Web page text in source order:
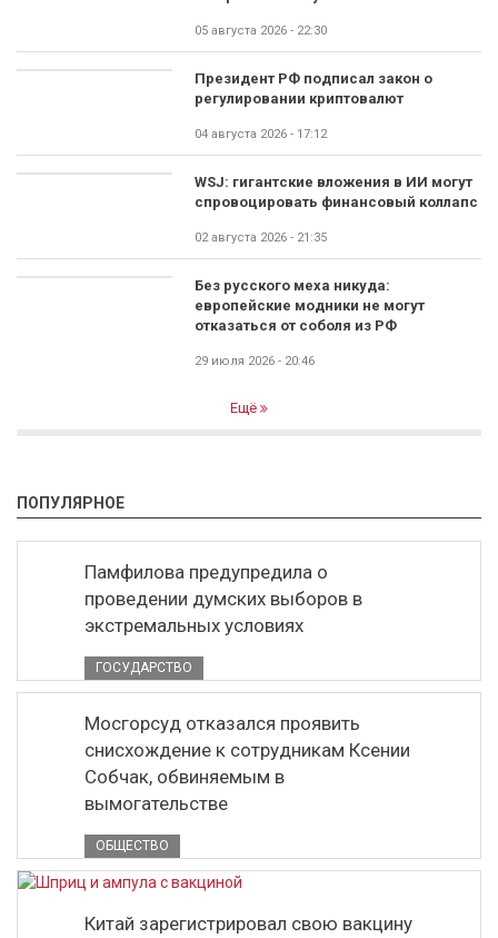
05 августа 2026 - 22:30
Президент РФ подписал закон о
регулировании криптовалют
04 августа 2026 - 17:12
WSJ: гигантские вложения в ИИ могут
спровоцировать финансовый коллапс
02 августа 2026 - 21:35
Без русского меха никуда:
европейские модники не могут
отказаться от соболя из РФ
29 июля 2026 - 20:46
Ещё
ПОПУЛЯРНОЕ
Памфилова предупредила о
проведении думских выборов в
экстремальных условиях
ГОСУДАРСТВО
Мосгорсуд отказался проявить
снисхождение к сотрудникам Ксении
Собчак, обвиняемым в
вымогательстве
ОБЩЕСТВО
Китай зарегистрировал свою вакцину